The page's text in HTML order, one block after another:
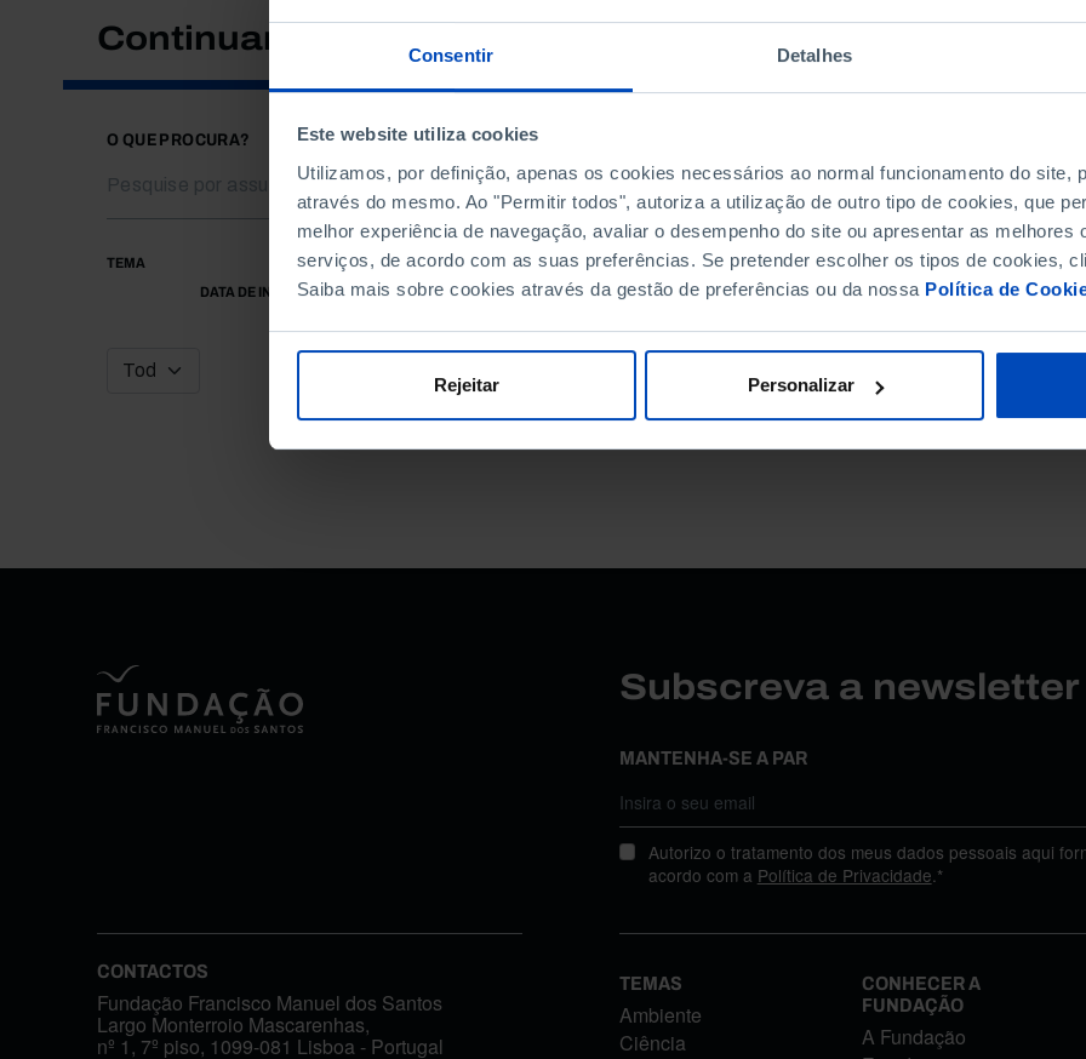
Consentir Detalhes
Este website utiliza cookies
Utilizamos, por definição, apenas os cookies necessários ao normal funcionamento do site,
através do mesmo. Ao "Permitir todos", autoriza a utilização de outro tipo de cookies, que
melhor experiência de navegação, avaliar o desempenho do site ou apresentar as melhores
serviços, de acordo com as suas preferências. Se pretender escolher os tipos de cookies,
Saiba mais sobre cookies através da gestão de preferências ou da nossa Política de
Rejeitar Personalizar
Continuar a pesquisar
O QUE PROCURA?
TEMA
DATA DE INÍCIO
DATA DE FIM
Subscreva a
MANTENHA-SE A PAR
Autorizo o tratamento dos meus dados pessoais aqui
acordo com a Política de Privacidade.*
CONTACTOS
Fundação Francisco Manuel dos Santos
Largo Monterroio Mascarenhas,
nº 1, 7º piso, 1099-081 Lisboa - Portugal
TEMAS
Ambiente
Ciência
CONHECER A
FUNDAÇÃO
A Fundação